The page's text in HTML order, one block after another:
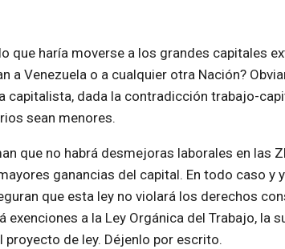
que haría moverse a los grandes capitales
a Venezuela o a cualquier otra Nación?
capitalista, dada la contradicción trabajo-
sean menores.
que no habrá desmejoras laborales en las
ganancias del capital. En todo caso y
que esta ley no violará los derechos
a la Ley Orgánica del Trabajo, la
proyecto de ley. Déjenlo por escrito.